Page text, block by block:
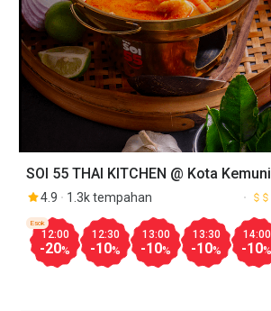
SOI 55 THAI KITCHEN @ Kota
4.9 1.3k tempahan
12:00
-20%
Esok
12:30
-10%
13:00
-10%
13:30
-10%
14:00
-10%